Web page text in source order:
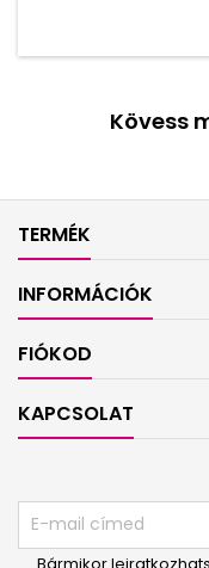
Kövess
TERMÉK
INFORMÁCIÓK
FIÓKOD
KAPCSOLAT
Bármikor